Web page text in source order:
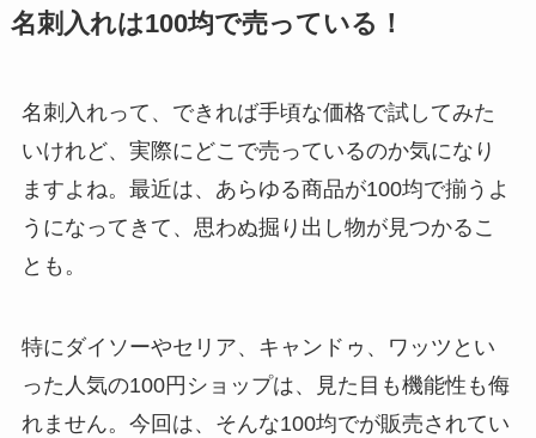
【100均】ダイソー/
方とおすすめも紹
介！
【100均】ダイソー/
セリア等でスパイス
ドの違いもわかりや
【100均】ダイソー/
名刺入れは100均で売っている！
名刺入れって、できれば手頃な価格で試してみた
いけれど、実際にどこで売っているのか気になり
ますよね。最近は、あらゆる商品が100均で揃うよ
うになってきて、思わぬ掘り出し物が見つかるこ
とも。
特にダイソーやセリア、キャンドゥ、ワッツとい
った人気の100円ショップは、見た目も機能性も侮
れません。今回は、そんな100均でが販売されてい